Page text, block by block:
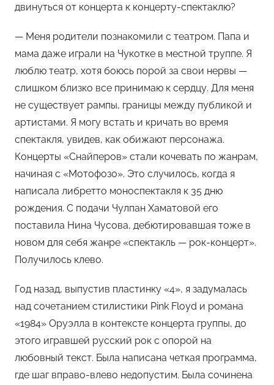
двинуться от концерта к концерту-спектаклю?
— Меня родители познакомили с театром. Папа и
мама даже играли на Чукотке в местной труппе. Я
люблю театр, хотя боюсь порой за свои нервы —
слишком близко все принимаю к сердцу. Для меня
не существует рампы, границы между публикой и
артистами. Я могу встать и кричать во время
спектакля, увидев, как обижают персонажа.
Концерты «Снайперов» стали кочевать по жанрам,
начиная с «Мотофозо». Это случилось, когда я
написала либретто моноспектакля к 35 дню
рождения. С подачи Чулпан Хаматовой его
поставила Нина Чусова, дебютировавшая тоже в
новом для себя жанре «спектакль — рок-концерт».
Получилось клево.
Год назад, выпустив пластинку «4», я задумалась
над сочетанием стилистики Pink Floyd и романа
«1984» Оруэлла в контексте концерта группы, до
этого игравшей русский рок с опорой на
любовный текст. Была написана четкая программа,
где шаг вправо-влево недопустим. Была сочинена